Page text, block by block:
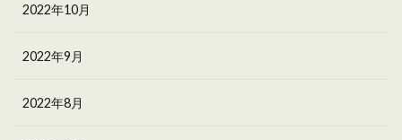
2022年10月
2022年9月
2022年8月